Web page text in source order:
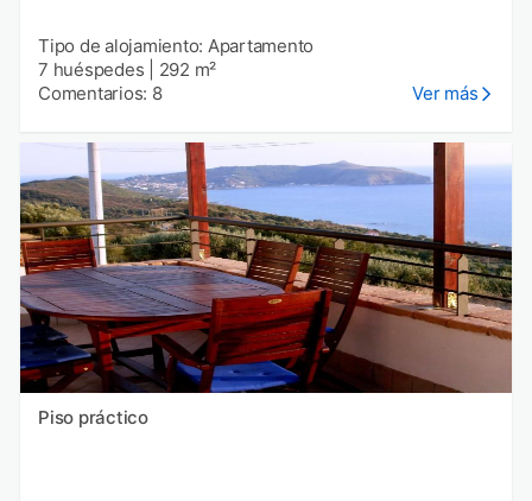
Tipo de alojamiento: Apartamento
7 huéspedes
292 m²
Comentarios: 8
Ver más
Piso práctico